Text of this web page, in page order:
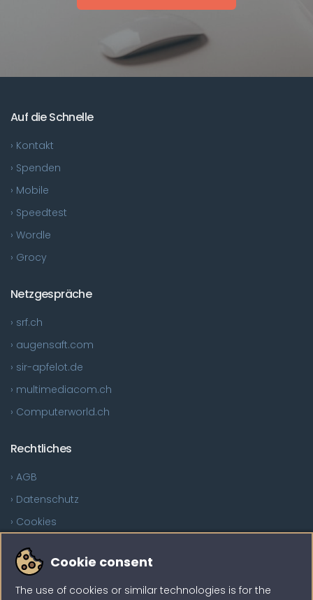
Auf die Schnelle
› Kontakt
› Spenden
› Mobile
› Speedtest
› Wordle
› Grocy
Netzgespräche
› srf.ch
› augensaft.com
› sir-apfelot.de
› multimediacom.ch
› Computerworld.ch
Rechtliches
› AGB
› Datenschutz
› Cookies
Sind Sie auf der Suche?
Cookie consent
The use of cookies or similar technologies is for the